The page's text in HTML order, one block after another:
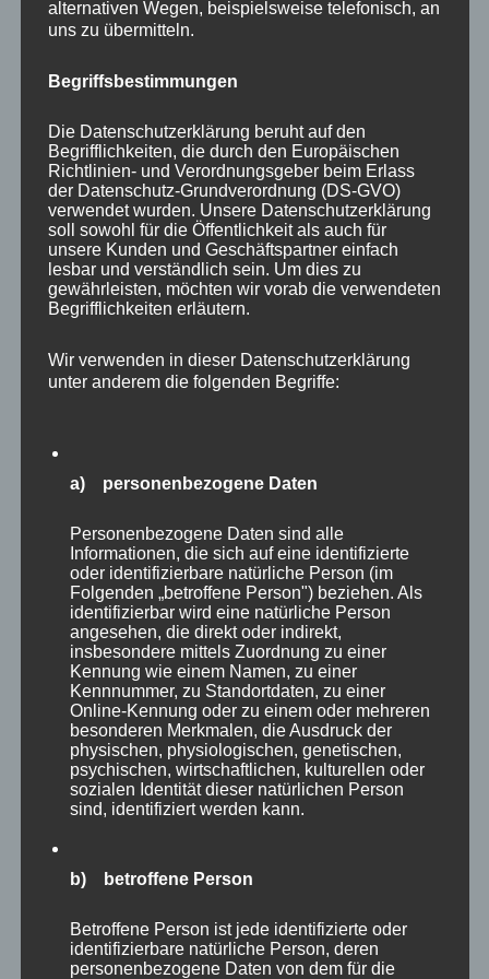
Initiativkreisverfahrens
Verkehrsgutachten für ein Wohn- und
in Berlin – Friedrichshain
Verkehrskonzept Mahlsdorf, Berlin –
Hellersdorf
Verkehrsentwicklungsplanung Königs
Wusterhausen
Mai 1992 – Januar 1993
Projektingenieur bei der DAUBER
Projektmanagement für die städtebauliche
Entwicklungsmassnahme
„Technologiegebiet Kleinmachnow“, Land
Brandenburg
Städtebaulicher Rahmenplan für das
„Technologiegebiet Kleinmachnow“,
einschl. Verkehrs- und Nutzungskonzept
Verkehrsentwicklungsplan „Region Teltow“
Untersuchung Strassennetzverknüpfung
Dresden
Bebauungspläne Kleinmachnow
Oktober 1989 – November 1990
ASA-Stipendium der Carl-Duisberg-
alternativen Wegen, beispielsweise telefonisch, an
uns zu übermitteln.
Begriffsbestimmungen
Die Datenschutzerklärung beruht auf den
Begrifflichkeiten, die durch den Europäischen
Richtlinien- und Verordnungsgeber beim Erlass
der Datenschutz-Grundverordnung (DS-GVO)
verwendet wurden. Unsere Datenschutzerklärung
soll sowohl für die Öffentlichkeit als auch für
unsere Kunden und Geschäftspartner einfach
lesbar und verständlich sein. Um dies zu
gewährleisten, möchten wir vorab die verwendeten
Begrifflichkeiten erläutern.
Wir verwenden in dieser Datenschutzerklärung
unter anderem die folgenden Begriffe:
a) personenbezogene Daten
Personenbezogene Daten sind alle
Informationen, die sich auf eine identifizierte
oder identifizierbare natürliche Person (im
Folgenden „betroffene Person") beziehen. Als
identifizierbar wird eine natürliche Person
angesehen, die direkt oder indirekt,
insbesondere mittels Zuordnung zu einer
Kennung wie einem Namen, zu einer
Kennnummer, zu Standortdaten, zu einer
Online-Kennung oder zu einem oder mehreren
besonderen Merkmalen, die Ausdruck der
physischen, physiologischen, genetischen,
psychischen, wirtschaftlichen, kulturellen oder
sozialen Identität dieser natürlichen Person
sind, identifiziert werden kann.
b) betroffene Person
Betroffene Person ist jede identifizierte oder
identifizierbare natürliche Person, deren
personenbezogene Daten von dem für die